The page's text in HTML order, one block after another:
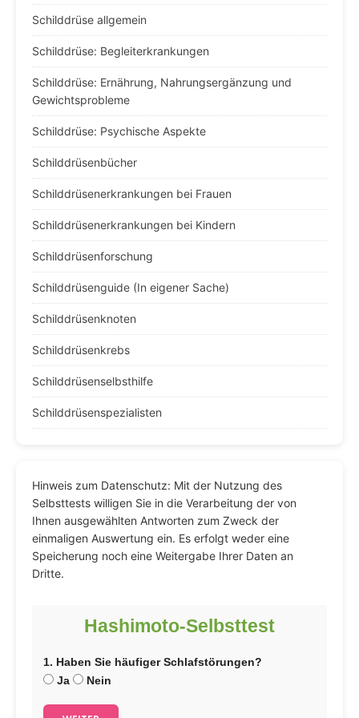
Schilddrüse allgemein
Schilddrüse: Begleiterkrankungen
Schilddrüse: Ernährung, Nahrungsergänzung und
Gewichtsprobleme
Schilddrüse: Psychische Aspekte
Schilddrüsenbücher
Schilddrüsenerkrankungen bei Frauen
Schilddrüsenerkrankungen bei Kindern
Schilddrüsenforschung
Schilddrüsenguide (In eigener Sache)
Schilddrüsenknoten
Schilddrüsenkrebs
Schilddrüsenselbsthilfe
Schilddrüsenspezialisten
Hinweis zum Datenschutz: Mit der Nutzung des
Selbsttests willigen Sie in die Verarbeitung der von
Ihnen ausgewählten Antworten zum Zweck der
einmaligen Auswertung ein. Es erfolgt weder eine
Speicherung noch eine Weitergabe Ihrer Daten an
Dritte.
Hashimoto-Selbsttest
1. Haben Sie häufiger Schlafstörungen?
Ja
Nein